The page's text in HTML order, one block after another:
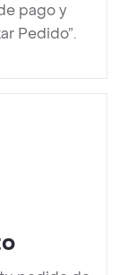
pago y
Pedido”.